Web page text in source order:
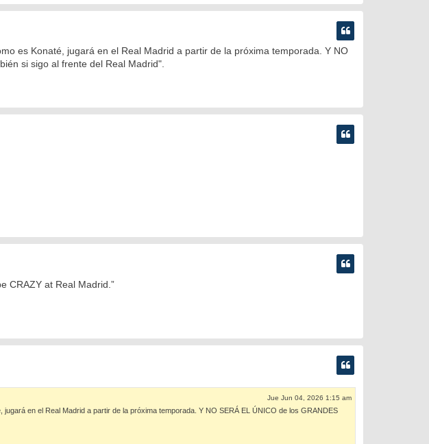
es Konaté, jugará en el Real Madrid a partir de la próxima temporada. Y NO
si sigo al frente del Real Madrid".
CRAZY at Real Madrid.”
Jue Jun 04, 2026 1:15 am
en el Real Madrid a partir de la próxima temporada. Y NO SERÁ EL ÚNICO de los GRANDES